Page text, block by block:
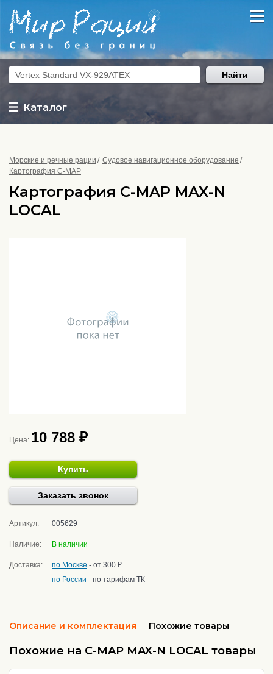
Каталог
Найти
Морские и речные рации
Судовое навигационное оборудование
Картография C-MAP
Картография C-MAP MAX-N
LOCAL
Цена: 10 788 ₽
Купить
Заказать звонок
Артикул: 005629
Наличие: В наличии
Доставка: по Москве - от 300 ₽
по России - по тарифам ТК
Описание и комплектация Похожие товары
Похожие на C-MAP MAX-N LOCAL товары